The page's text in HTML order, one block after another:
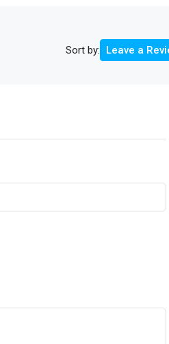
Sort by: Leave a